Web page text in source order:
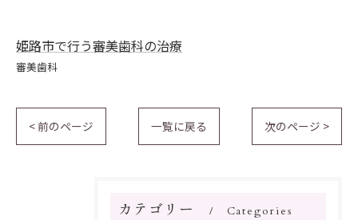
姫路市で行う審美歯科の治療
審美歯科
< 前のページ 一覧に戻る 次のページ >
カテゴリー Categories